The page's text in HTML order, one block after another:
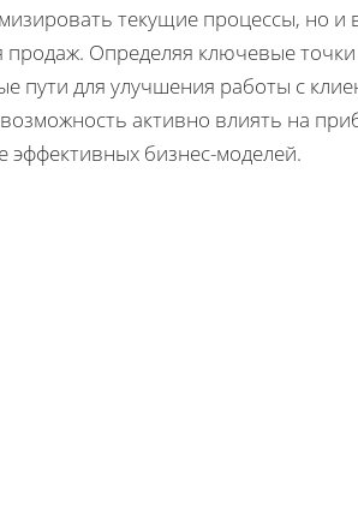
текущие процессы, но
продаж. Определяя ключевые
пути для улучшения работы с
активно влиять на
эффективных бизнес-моделей.